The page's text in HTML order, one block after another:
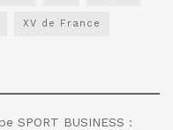
XV de France
SPORT BUSINESS :